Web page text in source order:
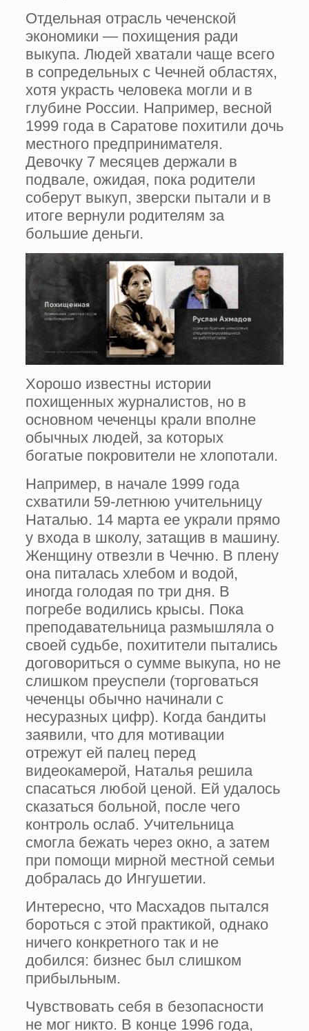
Отдельная отрасль чеченской
экономики — похищения ради
выкупа. Людей хватали чаще всего
в сопредельных с Чечней областях,
хотя украсть человека могли и в
глубине России. Например, весной
1999 года в Саратове похитили дочь
местного предпринимателя.
Девочку 7 месяцев держали в
подвале, ожидая, пока родители
соберут выкуп, зверски пытали и в
итоге вернули родителям за
большие деньги.
Хорошо известны истории
похищенных журналистов, но в
основном чеченцы крали вполне
обычных людей, за которых
богатые покровители не хлопотали.
Например, в начале 1999 года
схватили 59-летнюю учительницу
Наталью. 14 марта ее украли прямо
у входа в школу, затащив в машину.
Женщину отвезли в Чечню. В плену
она питалась хлебом и водой,
иногда голодая по три дня. В
погребе водились крысы. Пока
преподавательница размышляла о
своей судьбе, похитители пытались
договориться о сумме выкупа, но не
слишком преуспели (торговаться
чеченцы обычно начинали с
несуразных цифр). Когда бандиты
заявили, что для мотивации
отрежут ей палец перед
видеокамерой, Наталья решила
спасаться любой ценой. Ей удалось
сказаться больной, после чего
контроль ослаб. Учительница
смогла бежать через окно, а затем
при помощи мирной местной семьи
добралась до Ингушетии.
Интересно, что Масхадов пытался
бороться с этой практикой, однако
ничего конкретного так и не
добился: бизнес был слишком
прибыльным.
Чувствовать себя в безопасности
не мог никто. В конце 1996 года,